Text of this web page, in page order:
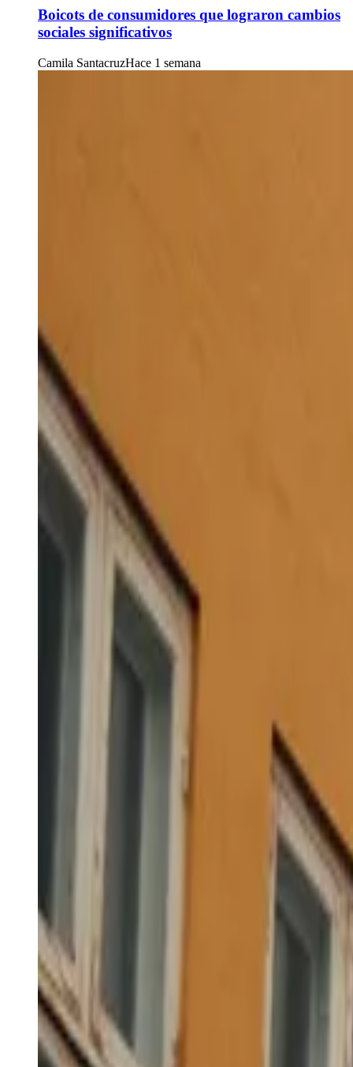
Boicots de consumidores que lograron cambios
sociales significativos
Camila SantacruzHace 1 semana